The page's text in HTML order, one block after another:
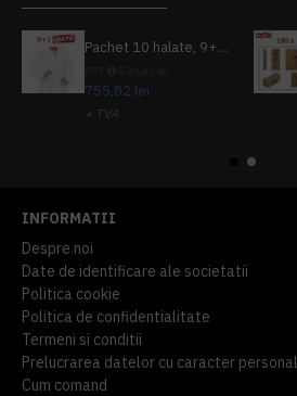
Pachet 10 halate, 9+1 gratuit
755,82 lei
+ TVA
INFORMATII
Despre noi
Date de identificare ale societatii
Politica cookie
Politica de confidentialitate
Termeni si conditii
Prelucrarea datelor cu caracter personal
Cum comand